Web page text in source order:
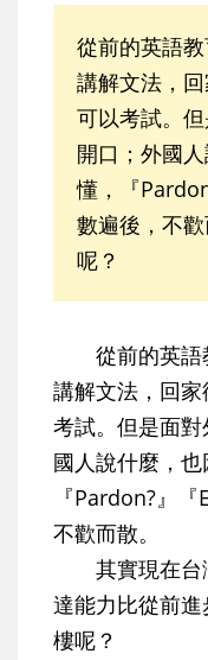
從前的英語
講解文法，
可以考試。
開口；外國
懂，『
數遍後，不
呢？
從前的英語
講解文法，回
考試。但是面
國人說什麼，也
『Pardon?』
不歡而散。
其實現在台
達能力比從前
樓呢？